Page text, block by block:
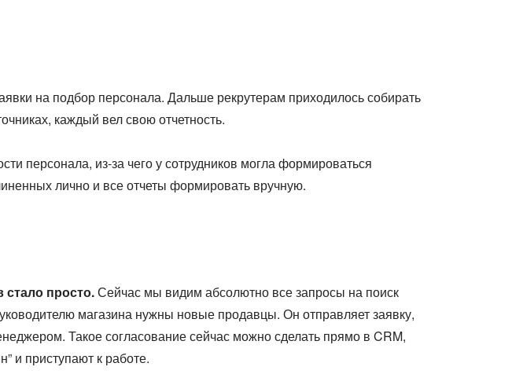
на подбор персонала. Дальше рекрутерам приходилось собирать
каждый вел свою отчетность.
персонала, из-за чего у сотрудников могла формироваться
лично и все отчеты формировать вручную.
просто.Сейчас мы видим абсолютно все запросы на поиск
магазина нужны новые продавцы. Он отправляет заявку,
Такое согласование сейчас можно сделать прямо в CRM,
и приступают к работе.